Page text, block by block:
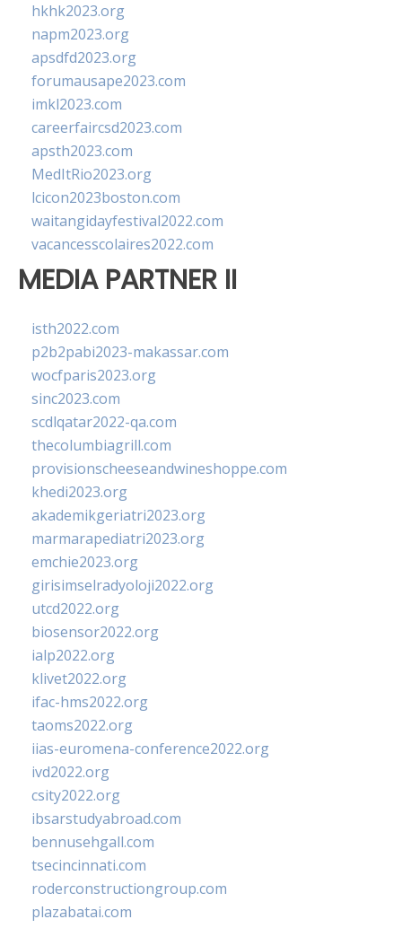
hkhk2023.org
napm2023.org
apsdfd2023.org
forumausape2023.com
imkl2023.com
careerfaircsd2023.com
apsth2023.com
MedItRio2023.org
lcicon2023boston.com
waitangidayfestival2022.com
vacancesscolaires2022.com
MEDIA PARTNER II
isth2022.com
p2b2pabi2023-makassar.com
wocfparis2023.org
sinc2023.com
scdlqatar2022-qa.com
thecolumbiagrill.com
provisionscheeseandwineshoppe.com
khedi2023.org
akademikgeriatri2023.org
marmarapediatri2023.org
emchie2023.org
girisimselradyoloji2022.org
utcd2022.org
biosensor2022.org
ialp2022.org
klivet2022.org
ifac-hms2022.org
taoms2022.org
iias-euromena-conference2022.org
ivd2022.org
csity2022.org
ibsarstudyabroad.com
bennusehgall.com
tsecincinnati.com
roderconstructiongroup.com
plazabatai.com